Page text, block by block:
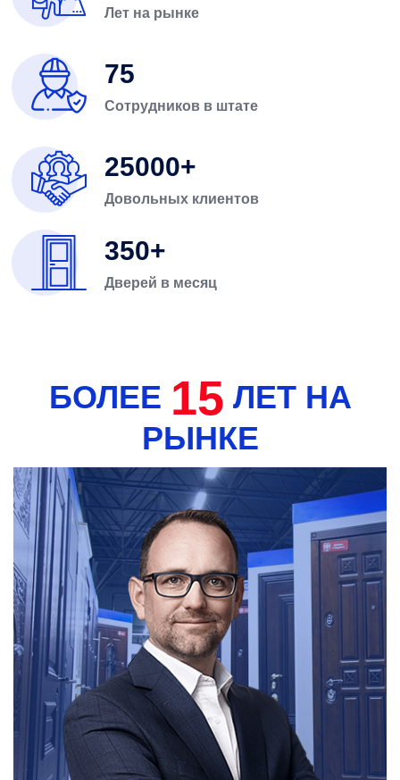
Лет на рынке
75
Сотрудников в штате
25000
Довольных клиентов
350
Дверей в месяц
БОЛЕЕ 15 ЛЕТ НА
РЫНКЕ